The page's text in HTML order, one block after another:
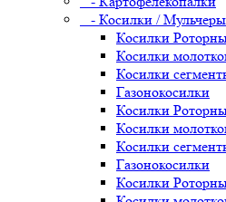
- Косилки / Мульчеры
Косилки
Косилки
Косилки
Газонокосилки
Косилки
Косилки
Косилки
Газонокосилки
Косилки